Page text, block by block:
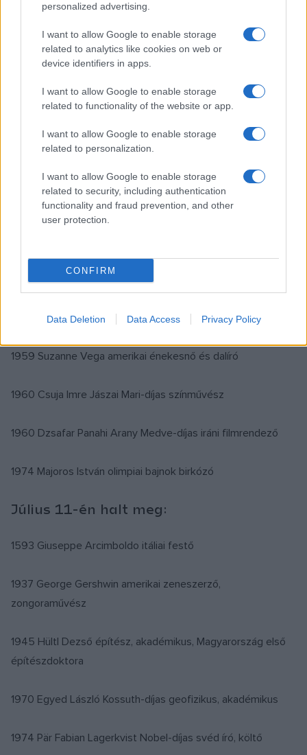
personalized advertising.
I want to allow Google to enable storage
related to analytics like cookies on web or
device identifiers in apps.
I want to allow Google to enable storage
related to functionality of the website or app.
I want to allow Google to enable storage
related to personalization.
I want to allow Google to enable storage
related to security, including authentication
functionality and fraud prevention, and other
user protection.
CONFIRM
Data Deletion Data Access Privacy Policy
1927 Theodore Maiman Wolf-díjas amerikai elektromérnök,
fizikus, az első működő lézer kifejlesztője
1932 Kárpáti János Széchenyi-díjas zenetörténész
1943 Rex-Kiss Béla Ferenczy Noémi-díjas belsőépítész,
építész
1946 Kun Miklós Széchenyi-díjas történész
ökölvívó
1959 Suzanne Vega amerikai énekesnő és dalíró
1960 Csuja Imre Jászai Mari-díjas színművész
1960 Dzsafar Panahi Arany Medve-díjas iráni filmrendező
1974 Majoros István olimpiai bajnok birkózó
Július 11-én halt meg:
1593 Giuseppe Arcimboldo itáliai festő
1937 George Gershwin amerikai zeneszerző,
zongoraművész
1945 Hültl Dezső építész, akadémikus, Magyarország első
építészdoktora
1970 Egyed László Kossuth-díjas geofizikus, akadémikus
1974 Pär Fabian Lagerkvist Nobel-díjas svéd író, költő